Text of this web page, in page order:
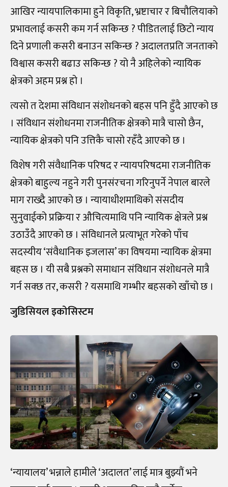
आखिर न्यायपालिकामा हुने विकृति, भ्रष्टाचार र बिचौलियाको
प्रभावलाई कसरी कम गर्न सकिन्छ ? पीडितलाई छिटो न्याय
दिने प्रणाली कसरी बनाउन सकिन्छ ? अदालतप्रति जनताको
विश्वास कसरी बढाउ सकिन्छ ? यो नै अहिलेको न्यायिक
क्षेत्रको अहम प्रश्न हो ।
त्यसो त देशमा संविधान संशोधनको बहस पनि हुँदै आएको छ
। संविधान संशोधनमा राजनीतिक क्षेत्रको मात्रै चासो छैन,
न्यायिक क्षेत्रको पनि उत्तिकै चासो रहँदै आएको छ ।
विशेष गरी संवैधानिक परिषद र न्यायपरिषदमा राजनीतिक
क्षेत्रको बाहुल्य नहुने गरी पुनसंरचना गरिनुपर्ने नेपाल बारले
माग राख्दै आएको छ । न्यायाधीशमाथिको संसदीय
सुनुवाईको प्रक्रिया र औचित्यमाथि पनि न्यायिक क्षेत्रले प्रश्न
उठाउँदै आएको छ । संविधानले प्रत्याभूत गरेको पाँच
सदस्यीय ‘संवैधानिक इजलास’ का विषयमा न्यायिक क्षेत्रमा
बहस छ । यी सबै प्रश्नको समाधान संविधान संशोधनले मात्रै
गर्न सक्छ तर, कसरी ? यसमाथि गम्भीर बहसको खाँचो छ ।
जुडिसियल इकोसिस्टम
‘न्यायालय’ भन्नाले हामीले ‘अदालत’ लाई मात्र बुझ्यौं भने